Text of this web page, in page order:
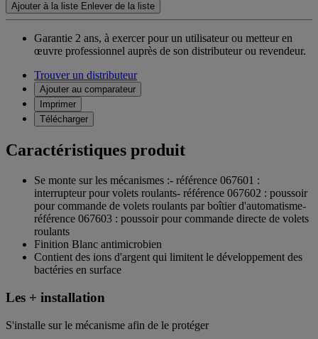
Ajouter à la liste Enlever de la liste
Garantie 2 ans, à exercer pour un utilisateur ou metteur en
œuvre professionnel auprès de son distributeur ou revendeur.
Trouver un distributeur
Ajouter au comparateur
Imprimer
Télécharger
Caractéristiques produit
Se monte sur les mécanismes :- référence 067601 :
interrupteur pour volets roulants- référence 067602 : poussoir
pour commande de volets roulants par boîtier d'automatisme-
référence 067603 : poussoir pour commande directe de volets
roulants
Finition Blanc antimicrobien
Contient des ions d'argent qui limitent le développement des
bactéries en surface
Les + installation
S'installe sur le mécanisme afin de le protéger